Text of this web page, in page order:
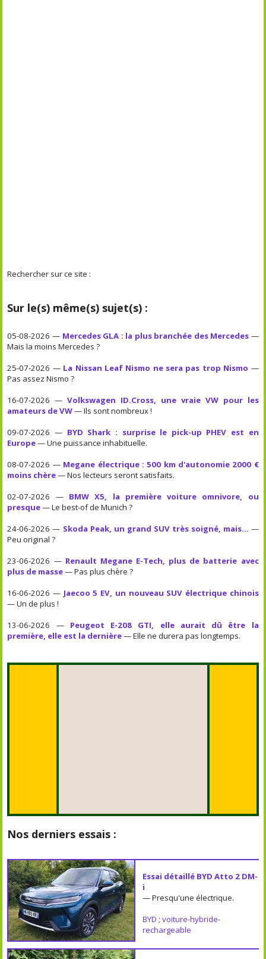
Rechercher sur ce site :
Sur le(s) même(s) sujet(s) :
05-08-2026 — Mercedes GLA : la plus branchée des Mercedes —
Mais la moins Mercedes ?
25-07-2026 — La Nissan Leaf Nismo ne sera pas trop Nismo —
Pas assez Nismo ?
16-07-2026 —Volkswagen ID.Cross, une vraie VW pour les
amateurs de VW— Ils sont nombreux !
09-07-2026 — BYD Shark : surprise le pick-up PHEV est en
Europe— Une puissance inhabituelle.
08-07-2026 — Megane électrique : 500 km d'autonomie 2000 €
moins chère— Nos lecteurs seront satisfaits.
02-07-2026 — BMW X5, la première voiture omnivore, ou
presque— Le best-of de Munich ?
24-06-2026 — Skoda Peak, un grand SUV très soigné, mais... —
Peu original ?
23-06-2026 — Renault Megane E-Tech, plus de batterie avec
plus de masse— Pas plus chère ?
16-06-2026 — Jaecoo 5 EV, un nouveau SUV électrique chinois
— Un de plus !
13-06-2026 — Peugeot E-208 GTI, elle aurait dû être la
première, elle est la dernière— Elle ne durera pas longtemps.
Nos derniers essais :
Essai détaillé BYD Atto 2 DM-
i
— Presqu'une électrique.
BYD ; voiture-hybride-
rechargeable